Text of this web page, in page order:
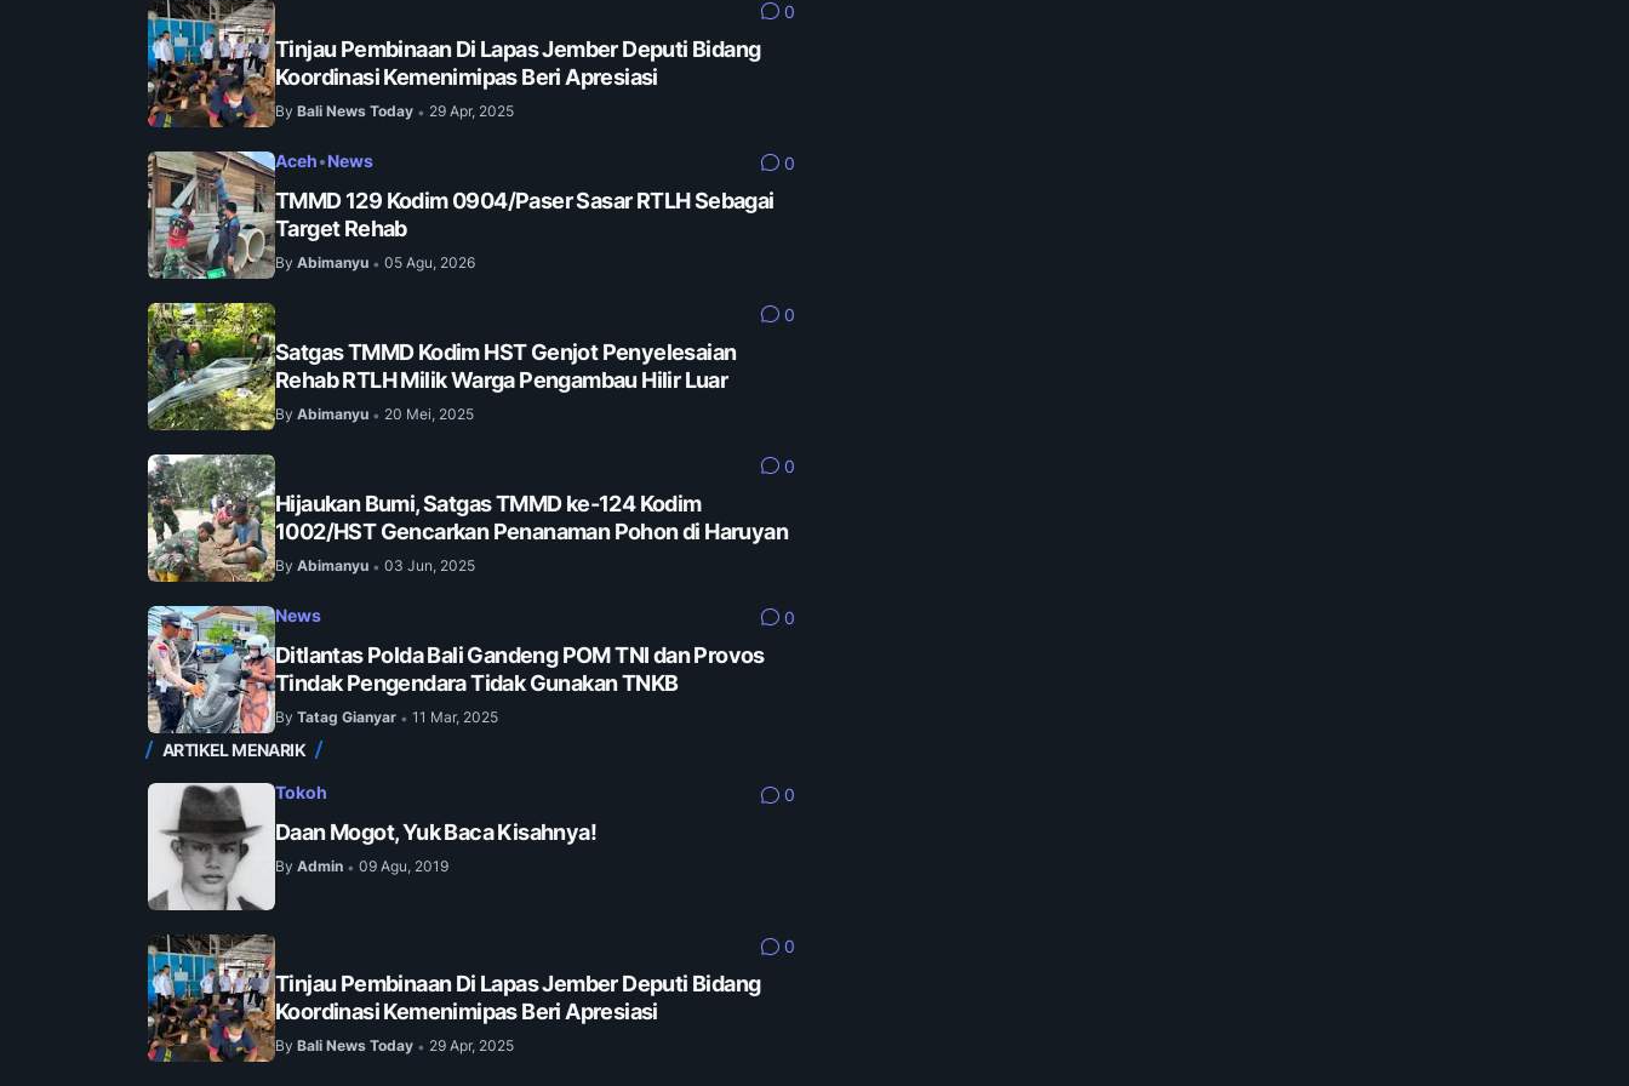
0
Tinjau Pembinaan Di Lapas Jember Deputi Bidang
Koordinasi Kemenimipas Beri Apresiasi
By Bali News Today • 29 Apr, 2025
Aceh•News 0
TMMD 129 Kodim 0904/Paser Sasar RTLH Sebagai
Target Rehab
By Abimanyu • 05 Agu, 2026
0
Satgas TMMD Kodim HST Genjot Penyelesaian
Rehab RTLH Milik Warga Pengambau Hilir Luar
By Abimanyu • 20 Mei, 2025
0
Hijaukan Bumi, Satgas TMMD ke-124 Kodim
1002/HST Gencarkan Penanaman Pohon di Haruyan
By Abimanyu • 03 Jun, 2025
News 0
Ditlantas Polda Bali Gandeng POM TNI dan Provos
Tindak Pengendara Tidak Gunakan TNKB
By Tatag Gianyar • 11 Mar, 2025
ARTIKEL MENARIK
Tokoh 0
Daan Mogot, Yuk Baca Kisahnya!
By Admin • 09 Agu, 2019
0
Tinjau Pembinaan Di Lapas Jember Deputi Bidang
Koordinasi Kemenimipas Beri Apresiasi
By Bali News Today • 29 Apr, 2025